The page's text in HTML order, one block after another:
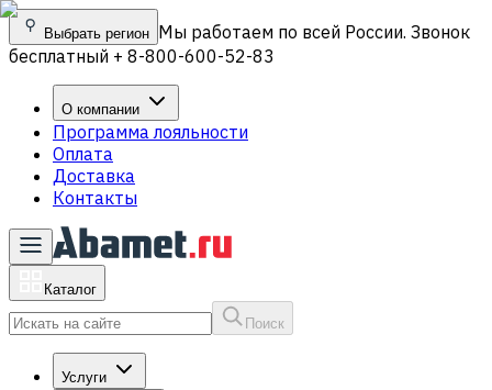
Выбрать регион Мы работаем по всей России. Звонок
бесплатный + 8-800-600-52-83
О компании
Программа лояльности
Оплата
Доставка
Контакты
Каталог
Поиск
Услуги